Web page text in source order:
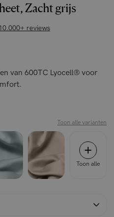
Zacht grijs
reviews
van 600TC Lyocell® voor
Toon alle varianten
Toon alle